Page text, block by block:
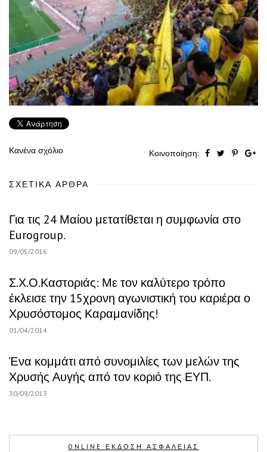
Κανένα σχόλιο Κοινοποίηση:
ΣΧΕΤΙΚΆ ΆΡΘΡΑ
Για τις 24 Μαίου μετατίθεται η συμφωνία στο
Eurogroup.
09/05/2016
Σ.Χ.Ο.Καστοριάς: Με τον καλύτερο τρόπο
έκλεισε την 15χρονη αγωνιστική του καριέρα ο
Χρυσόστομος Καραμανίδης!
01/04/2014
Ένα κομμάτι από συνομιλίες των μελών της
Χρυσής Αυγής από τον κοριό της ΕΥΠ.
30/09/2013
ONLINE ΕΚΔΟΣΗ ΑΣΦΑΛΕΙΑΣ